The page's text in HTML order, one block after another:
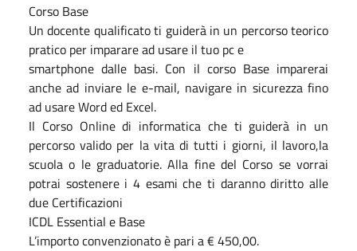
Corso Base
Un docente qualificato ti guiderà in un percorso teorico
pratico per imparare ad usare il tuo pc e
smartphone dalle basi. Con il corso Base imparerai
anche ad inviare le e-mail, navigare in sicurezza fino
ad usare Word ed Excel.
Il Corso Online di informatica che ti guiderà in un
percorso valido per la vita di tutti i giorni, il lavoro,la
scuola o le graduatorie. Alla fine del Corso se vorrai
potrai sostenere i 4 esami che ti daranno diritto alle
due Certificazioni
ICDL Essential e Base
L’importo convenzionato è pari a € 450,00.